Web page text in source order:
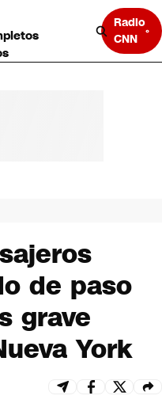
Radio
CNN
de paso
grave
York